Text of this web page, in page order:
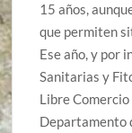
15 años,
que permiten
Ese año, y por
Sanitarias y
Libre
Departamento